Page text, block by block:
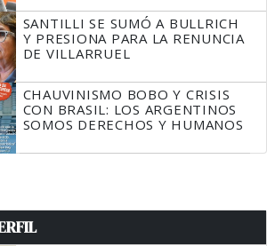
SANTILLI SE SUMÓ A BULLRICH
Y PRESIONA PARA LA RENUNCIA
DE VILLARRUEL
CHAUVINISMO BOBO Y CRISIS
CON BRASIL: LOS ARGENTINOS
SOMOS DERECHOS Y HUMANOS